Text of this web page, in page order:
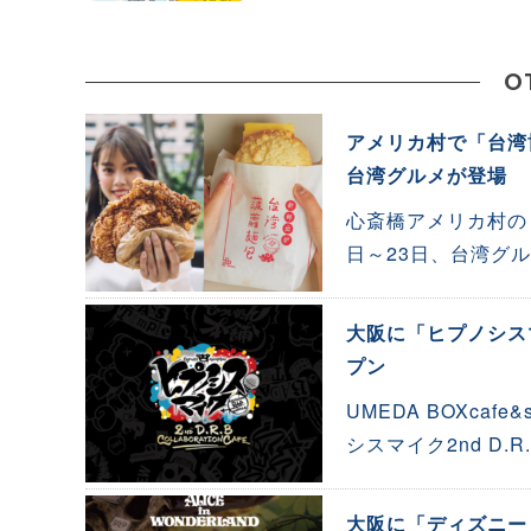
アメリカ村で「台
台湾グルメが登場
心斎橋アメリカ村
日～23日、台湾グ
大阪に「ヒプノシ
プン
UMEDA
シスマイク2nd
大阪に「ディズニ